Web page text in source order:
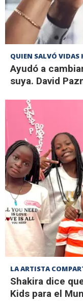
QUIEN SALVÓ VIDAS
Ayudó a
suya. David
LA ARTISTA
Shakira dice
Kids para el